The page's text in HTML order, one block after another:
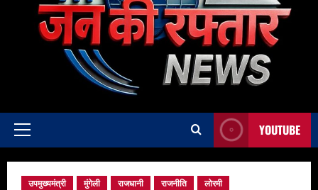
Primary
YOUTUBE
उपमुख्यमंत्री मुंगेली राजधानी राजनीति लोरमी